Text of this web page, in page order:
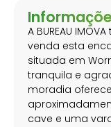
A BUREAU
venda esta
situada em
tranquila e
moradia
cave e uma